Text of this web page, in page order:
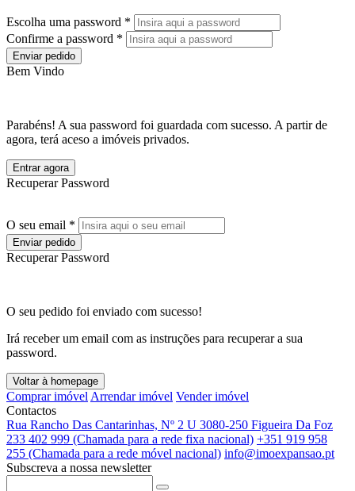
Escolha uma password *
Confirme a password *
Enviar pedido
Bem Vindo
Parabéns! A sua password foi guardada com sucesso. A partir de
agora, terá aceso a imóveis privados.
Entrar agora
Recuperar Password
O seu email *
Enviar pedido
Recuperar Password
O seu pedido foi enviado com sucesso!
Irá receber um email com as instruções para recuperar a sua
password.
Voltar à homepage
Comprar imóvel Arrendar imóvel Vender imóvel
Contactos
Rua Rancho Das Cantarinhas, Nº 2 U 3080-250 Figueira Da Foz
233 402 999 (Chamada para a rede fixa nacional) +351 919 958
255 (Chamada para a rede móvel nacional) info@imoexpansao.pt
Subscreva a nossa newsletter